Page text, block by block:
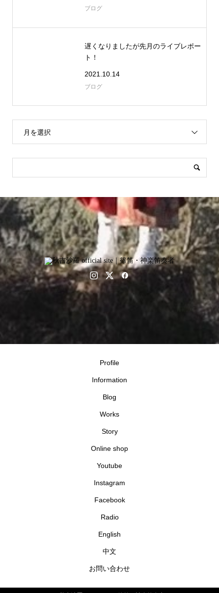
ブログ
遅くなりましたが先月のライブレポー
ト！
2021.10.14
ブログ
月を選択
Profile
Information
Blog
Works
Story
Online shop
Youtube
Instagram
Facebook
Radio
English
中文
お問い合わせ